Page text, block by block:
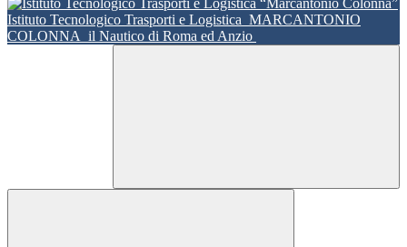
Istituto Tecnologico Trasporti e Logistica MARCANTONIO
COLONNA il Nautico di Roma ed Anzio